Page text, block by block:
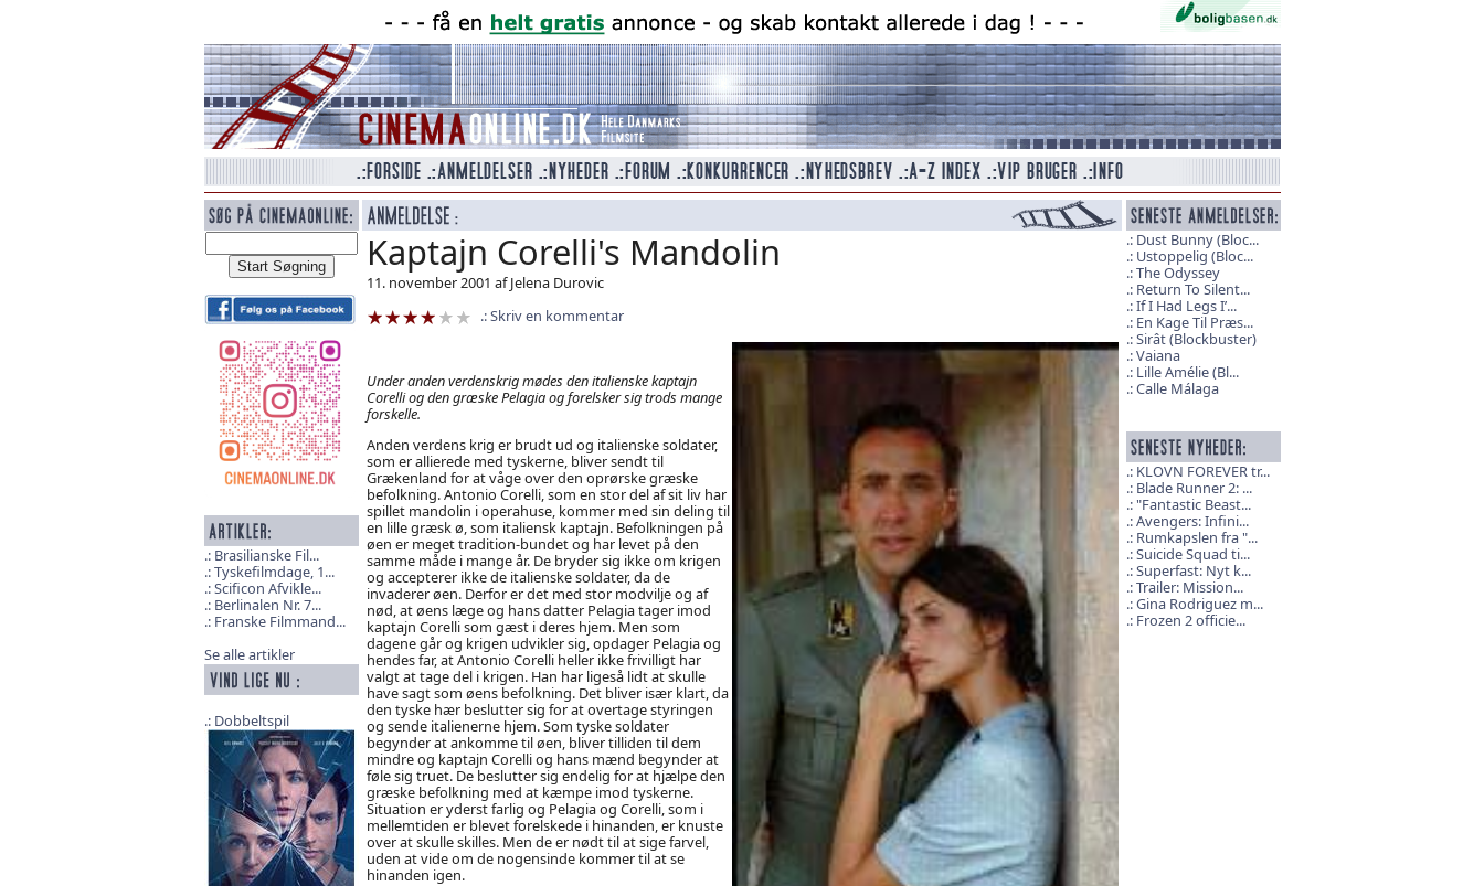
Brasilianske Fil...
Tyskefilmdage, 1...
Scificon Afvikle...
Berlinalen Nr. 7...
Franske Filmmand...
Se alle artikler
Dobbeltspil
Kaptajn Corelli's Mandolin
11. november 2001 af Jelena Durovic
Skriv en kommentar
Under anden verdenskrig mødes den italienske kaptajn
Corelli og den græske Pelagia og forelsker sig trods mange
forskelle.
Anden verdens krig er brudt ud og italienske soldater,
som er allierede med tyskerne, bliver sendt til
Grækenland for at våge over den oprørske græske
befolkning. Antonio Corelli, som en stor del af sit liv har
spillet mandolin i operahuse, kommer med sin deling til
en lille græsk ø, som italiensk kaptajn. Befolkningen på
øen er meget tradition-bundet og har levet på den
samme måde i mange år. De bryder sig ikke om krigen
og accepterer ikke de italienske soldater, da de
invaderer øen. Derfor er det med stor modvilje og af
nød, at øens læge og hans datter Pelagia tager imod
kaptajn Corelli som gæst i deres hjem. Men som
dagene går og krigen udvikler sig, opdager Pelagia og
hendes far, at Antonio Corelli heller ikke frivilligt har
valgt at tage del i krigen. Han har ligeså lidt at skulle
have sagt som øens befolkning. Det bliver især klart, da
den tyske hær beslutter sig for at overtage styringen
og sende italienerne hjem. Som tyske soldater
begynder at ankomme til øen, bliver tilliden til dem
mindre og kaptajn Corelli og hans mænd begynder at
føle sig truet. De beslutter sig endelig for at hjælpe den
græske befolkning med at kæmpe imod tyskerne.
Situation er yderst farlig og Pelagia og Corelli, som i
mellemtiden er blevet forelskede i hinanden, er knuste
over at skulle skilles. Men de er nødt til at sige farvel,
uden at vide om de nogensinde kommer til at se
hinanden igen.
Dust Bunny (Bloc...
Ustoppelig (Bloc...
The Odyssey
Return To Silent...
If I Had Legs I’...
En Kage Til Præs...
Sirât (Blockbuster)
Vaiana
Lille Amélie (Bl...
Calle Málaga
KLOVN FOREVER tr...
Blade Runner 2: ...
"Fantastic Beast...
Avengers: Infini...
Rumkapslen fra "...
Suicide Squad ti...
Superfast: Nyt k...
Trailer: Mission...
Gina Rodriguez m...
Frozen 2 officie...